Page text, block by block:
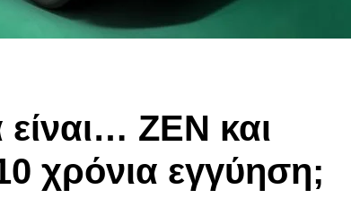
είναι… ZEN και
χρόνια εγγύηση;